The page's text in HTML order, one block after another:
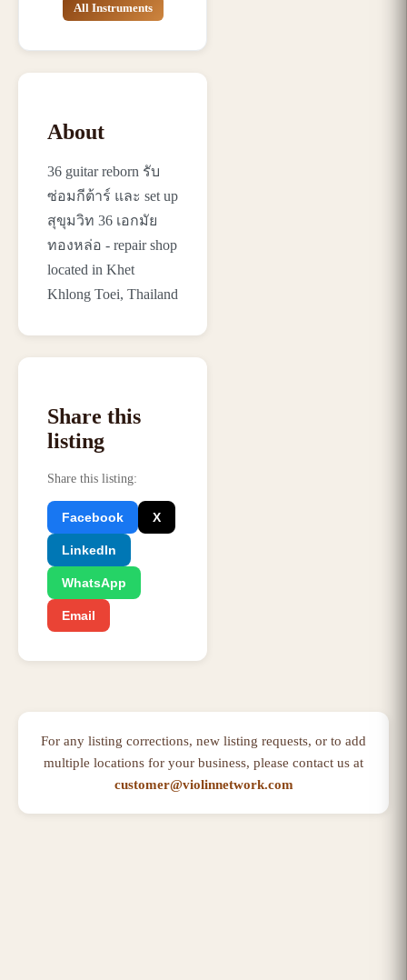
All Instruments
About
36 guitar reborn รับ
ซ่อมกีต้าร์ และ set up
สุขุมวิท 36 เอกมัย
ทองหล่อ - repair shop
located in Khet
Khlong Toei, Thailand
Share this
listing
Share this listing:
Facebook X
LinkedIn
WhatsApp
Email
For any listing corrections, new listing requests, or to add
multiple locations for your business, please contact us at
customer@violinnetwork.com